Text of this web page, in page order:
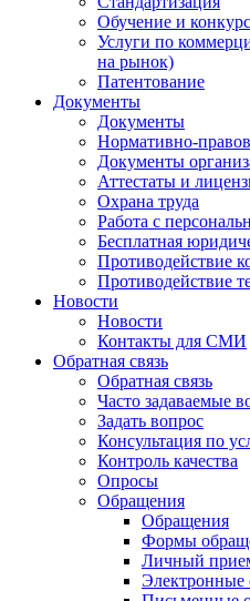
Обучение и
Услуги по
на рынок)
Патентование
Документы
Документы
Нормативно-
Документы
Аттестаты и
Охрана труда
Работа с
Бесплатная
Противодействие
Противодействие
Новости
Новости
Контакты для СМИ
Обратная связь
Обратная связь
Часто задаваемые
Задать вопрос
Консультация по
Контроль качества
Опросы
Обращения
Обращения
Формы
Личный
Электронные